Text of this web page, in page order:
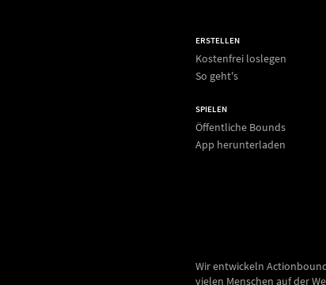
ERSTELLEN
Kostenfrei loslegen
So geht's
SPIELEN
Öffentliche Bounds
App herunterladen
Wir entwickeln
vielen Menschen auf der